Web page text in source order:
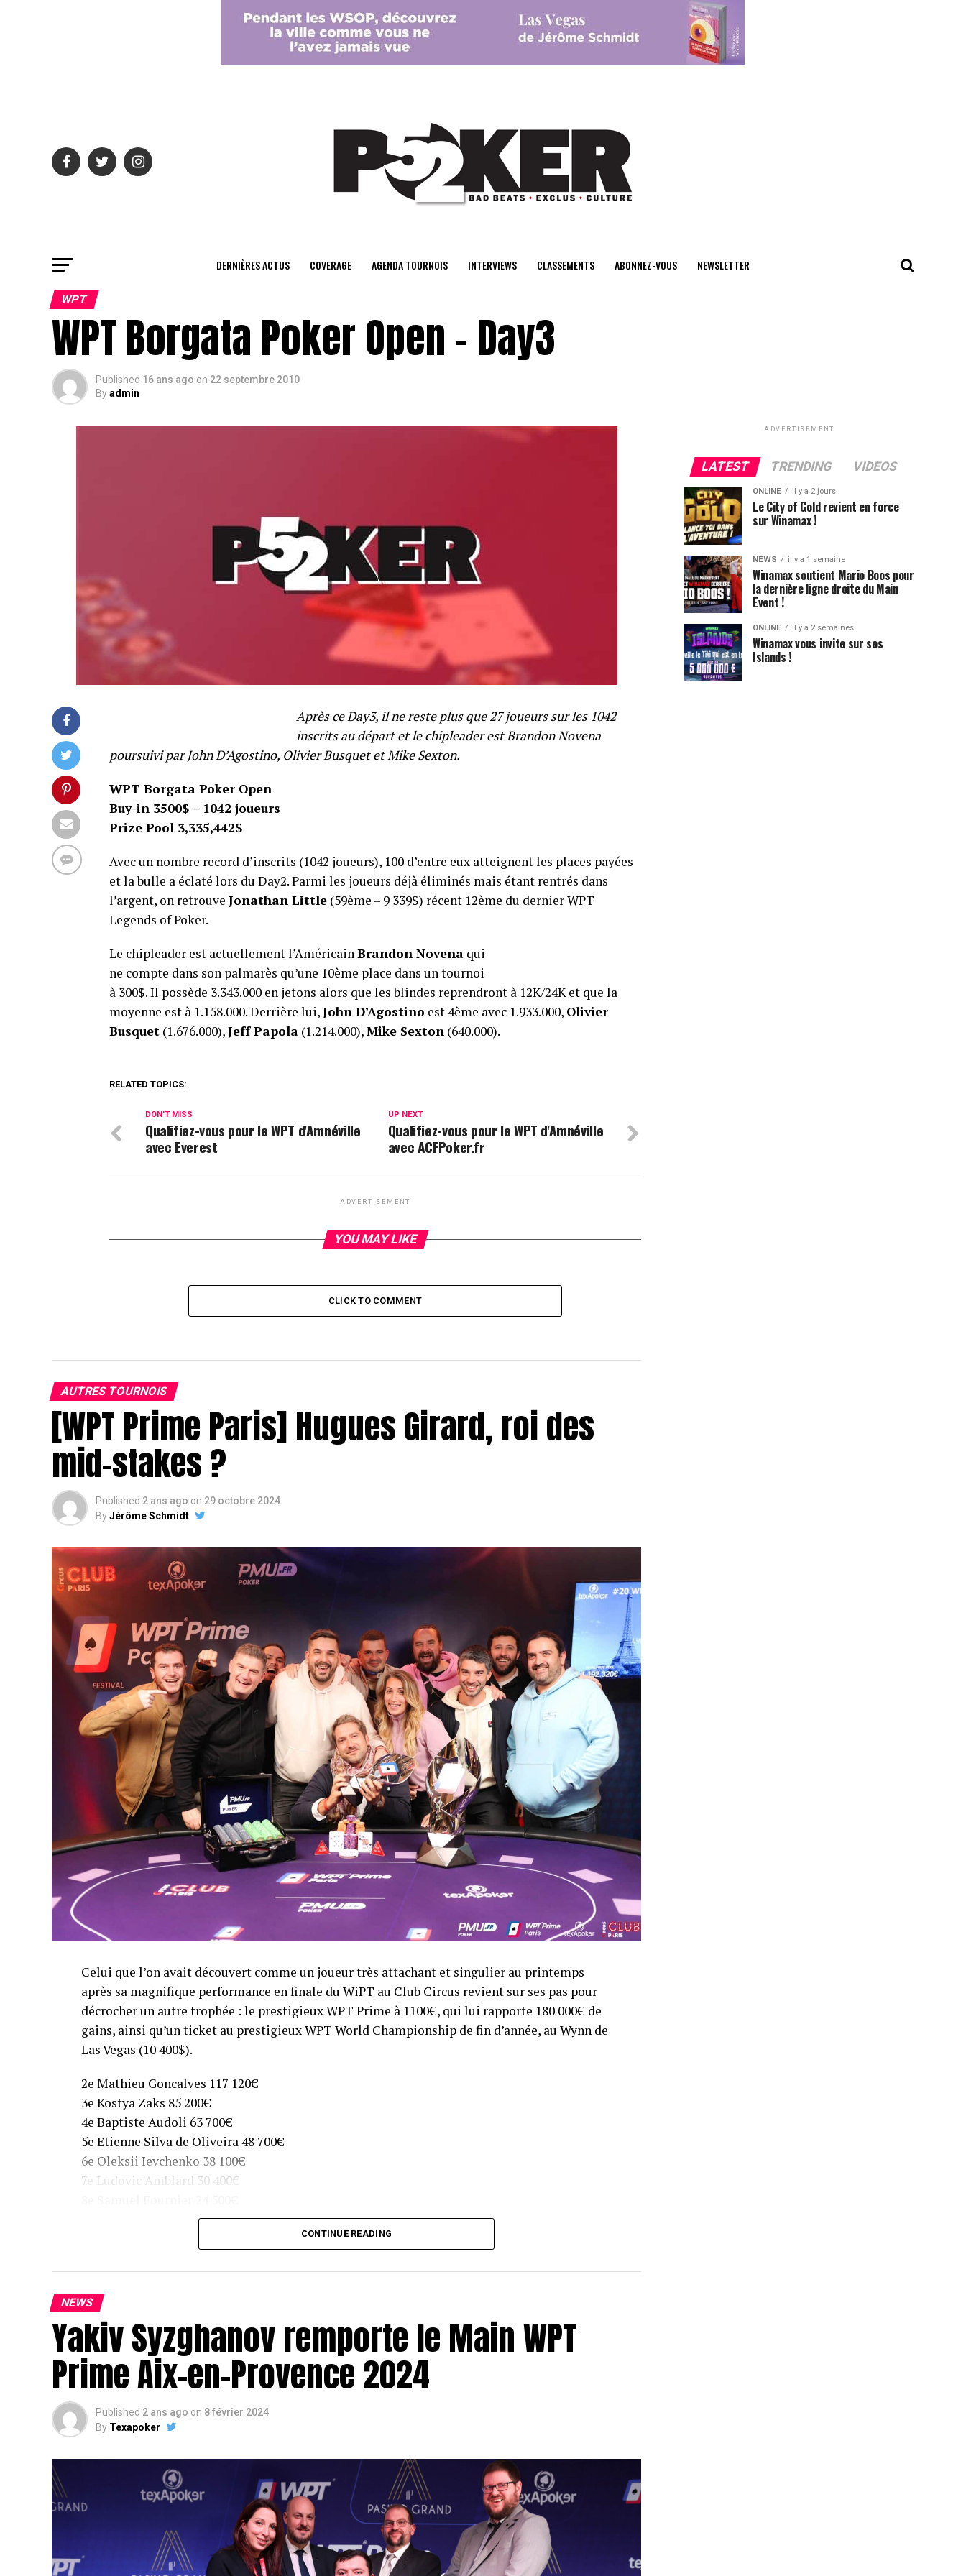
center>
DERNIÈRES ACTUS COVERAGE AGENDA TOURNOIS INTERVIEWS CLASSEMENTS ABONNEZ-VOUS NEWSLETTER
WPT
WPT Borgata Poker Open – Day3
Published 16 ans ago on 22 septembre 2010
Byadmin
Après ce Day3, il ne reste plus que 27 joueurs sur les 1042
inscrits au départ et le chipleader est Brandon Novena
poursuivi par John D’Agostino, Olivier Busquet et Mike Sexton.
WPT Borgata Poker Open
Buy-in 3500$ – 1042 joueurs
Prize Pool 3,335,442$
Avec un nombre record d’inscrits (1042 joueurs), 100 d’entre eux atteignent les places payées
et la bulle a éclaté lors du Day2. Parmi les joueurs déjà éliminés mais étant rentrés dans
l’argent, on retrouve Jonathan Little (59ème – 9 339$) récent 12ème du dernier WPT
Legends of Poker.
Le chipleader est actuellement l’AméricainBrandon Novena qui
ne compte dans son palmarès qu’une 10ème place dans un tournoi
à 300$. Il possède 3.343.000 en jetons alors que les blindes reprendront à 12K/24K et que la
moyenne est à 1.158.000. Derrière lui,John D’Agostino est 4ème avec 1.933.000, Olivier
Busquet (1.676.000),Jeff Papola (1.214.000),Mike Sexton (640.000).
RELATED TOPICS:
UP NEXT
Qualifiez-vous pour le WPT d'Amnéville
avec ACFPoker.fr
DON'T MISS
Qualifiez-vous pour le WPT d'Amnéville
avec Everest
ADVERTISEMENT
YOU MAY LIKE
CLICK TO COMMENT
AUTRES TOURNOIS
[WPT Prime Paris] Hugues Girard, roi des
mid-stakes ?
Published 2 ans ago on 29 octobre 2024
ByJérôme Schmidt
Celui que l’on avait découvert comme un joueur très attachant et singulier au printemps
après sa magnifique performance en finale du WiPT au Club Circus revient sur ses pas pour
décrocher un autre trophée : le prestigieux WPT Prime à 1100€, qui lui rapporte 180 000€ de
gains, ainsi qu’un ticket au prestigieux WPT World Championship de fin d’année, au Wynn de
Las Vegas (10 400$).
2e Mathieu Goncalves 117 120€
3e Kostya Zaks 85 200€
4e Baptiste Audoli 63 700€
5e Etienne Silva de Oliveira 48 700€
6e Oleksii Ievchenko 38 100€
7e Ludovic Amblard 30 400€
CONTINUE READING
NEWS
Yakiv Syzghanov remporte le Main WPT
Prime Aix-en-Provence 2024
Published 2 ans ago on 8 février 2024
By Texapoker
ADVERTISEMENT
LATEST TRENDING VIDEOS
ONLINE il y a 2 jours
Le City of Gold revient en force
sur Winamax !
NEWS il y a 1 semaine
Winamax soutient Mario Boos pour
la dernière ligne droite du Main
Event !
ONLINE il y a 2 semaines
Winamax vous invite sur ses
Islands !